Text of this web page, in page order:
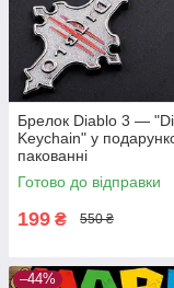
Брелок Diablo 3 —
Keychain" у
пакованні
Готово до відправки
199 ₴ 550 ₴
–44%